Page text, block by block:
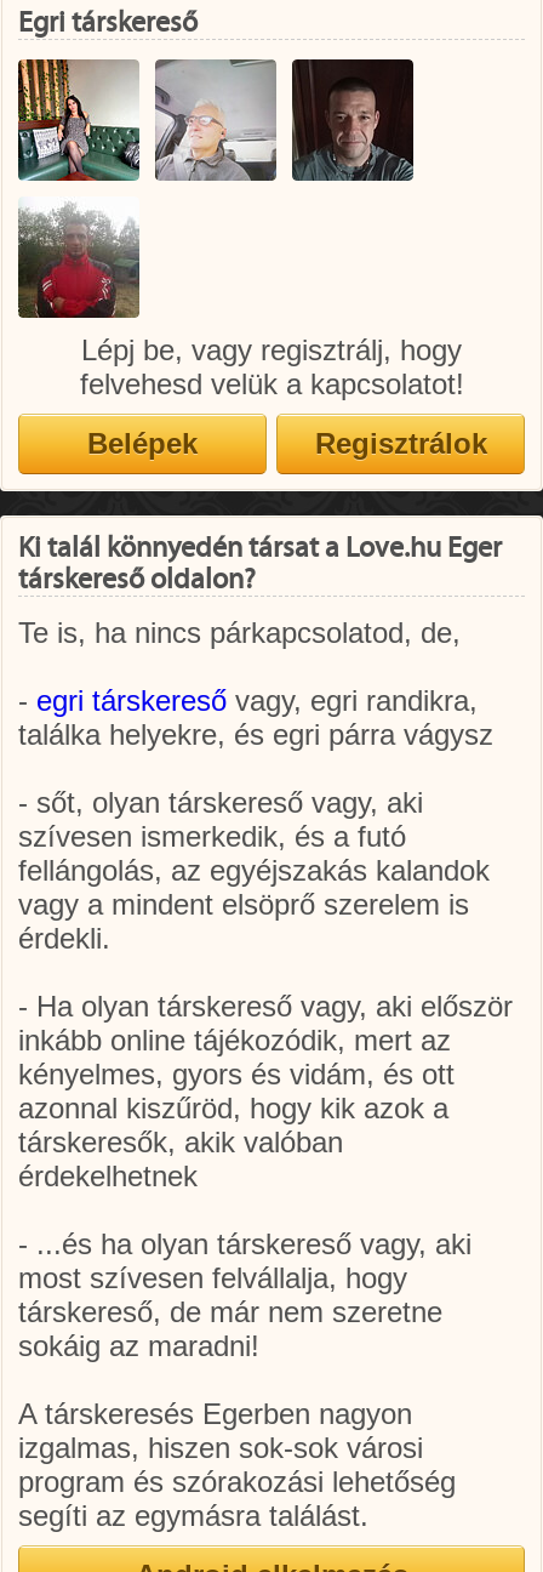
Egri társkereső
Lépj be, vagy regisztrálj, hogy
felvehesd velük a kapcsolatot!
Ki talál könnyedén társat a Love.hu Eger
társkereső oldalon?
Te is, ha nincs párkapcsolatod, de,
- egri társkereső vagy, egri randikra,
találka helyekre, és egri párra vágysz
- sőt, olyan társkereső vagy, aki
szívesen ismerkedik, és a futó
fellángolás, az egyéjszakás kalandok
vagy a mindent elsöprő szerelem is
érdekli.
- Ha olyan társkereső vagy, aki először
inkább online tájékozódik, mert az
kényelmes, gyors és vidám, és ott
azonnal kiszűröd, hogy kik azok a
társkeresők, akik valóban
érdekelhetnek
- ...és ha olyan társkereső vagy, aki
most szívesen felvállalja, hogy
társkereső, de már nem szeretne
sokáig az maradni!
A társkeresés Egerben nagyon
izgalmas, hiszen sok-sok városi
program és szórakozási lehetőség
segíti az egymásra találást.